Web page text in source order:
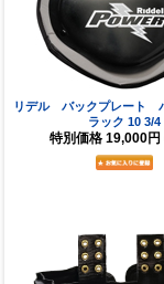
リデル バックプレート
ラック 10 3/4
特別価格 19,000円